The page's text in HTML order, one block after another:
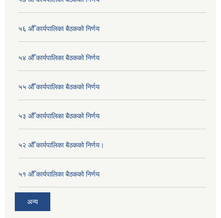
५६ औँ कार्यपालिका बैठकको निर्णय
५४ औँ कार्यपालिका बैठकको निर्णय
५५ औँ कार्यपालिका बैठकको निर्णय
५३ औँ कार्यपालिका बैठकको निर्णय
५२ औँ कार्यपालिका बैठकको निर्णय।
५१ औँ कार्यपालिका बैठकको निर्णय
अन्य